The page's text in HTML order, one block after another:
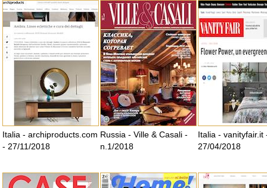
Italia - archiproducts.com
- 27/11/2018
Russia - Ville & Casali -
n.1/2018
Italia - vanityfair.it
27/04/2018